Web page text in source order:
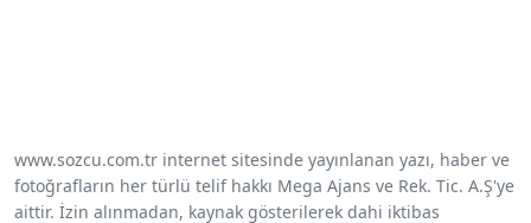
www.sozcu.com.tr internet sitesinde yayınlanan yazı, haber ve
fotoğrafların her türlü telif hakkı Mega Ajans ve Rek. Tic. A.Ş'ye
aittir. İzin alınmadan, kaynak gösterilerek dahi iktibas